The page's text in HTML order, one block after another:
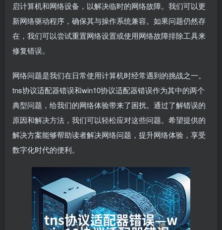
启计算机和网络设备，以解决临时的网络故障。我们可以更
新网络驱动程序，确保其与操作系统兼容。如果问题仍然存
在，我们可以尝试重置网络设置或使用网络故障排除工具来
修复错误。
网络问题是我们在日常使用计算机时经常遇到的挑战之一。
tns协议适配器错误和win10协议适配器错误作为其中的两个
典型问题，给我们的网络体验带来了困扰。通过了解错误的
原因和解决方法，我们可以轻松应对这些问题。希望提供的
解决方案能够帮助读者解决网络问题，提升网络体验，享受
数字化时代的便利。